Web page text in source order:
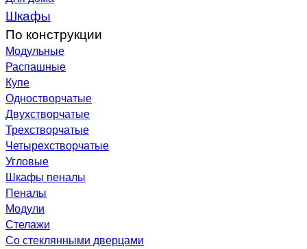
Шкафы
По конструкции
Модульные
Распашные
Купе
Одностворчатые
Двухстворчатые
Трехстворчатые
Четырехстворчатые
Угловые
Шкафы пеналы
Пеналы
Модули
Стелажи
Со стеклянными дверцами